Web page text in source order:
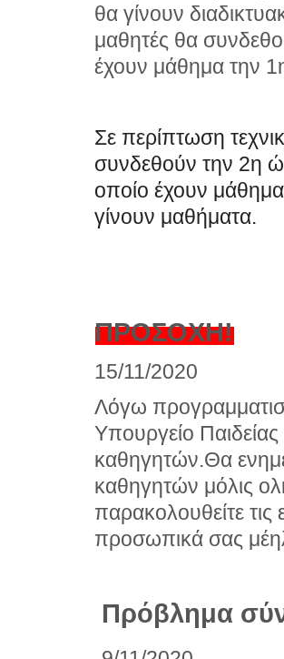
θα γίνουν
μαθητές θα
έχουν μάθημα την
Σε περίπτωση
συνδεθούν την 2η
οποίο έχουν
γίνουν μαθήματα.
ΠΡΟΣΟΧΗ!
15/11/2020
Λόγω
Υπουργείο
καθηγητών.Θα
καθηγητών μόλις
παρακολουθείτε τις
προσωπικά σας
Πρόβλημα